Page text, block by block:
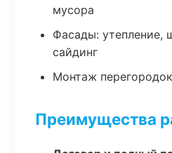
мусора
Фасады: утепление,
сайдинг
Монтаж
Преимущества